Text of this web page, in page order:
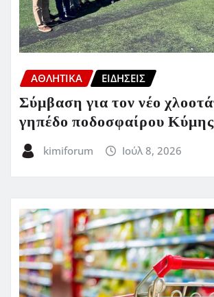
ΑΘΛΗΤΙΚΑ ΕΙΔΗΣΕΙΣ
Σύμβαση για τον νέο
γηπέδο ποδοσφαίρου Κύμης
kimiforum Ιούλ 8, 2026